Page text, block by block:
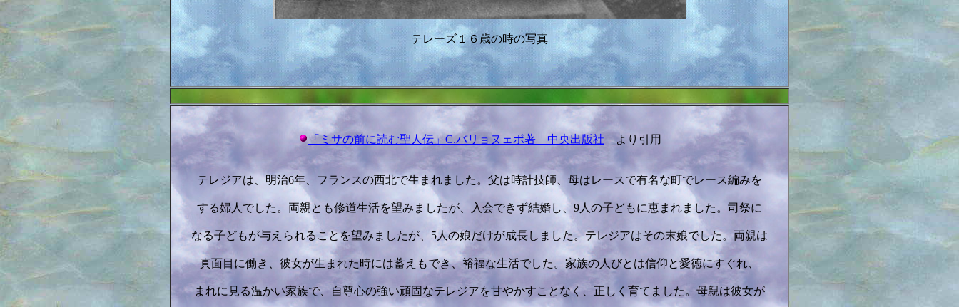
テレーズ１６歳の時の写真
「ミサの前に読む聖人伝」C.バリョヌェボ著 中央出版社 より引用
テレジアは、明治6年、フランスの西北で生まれました。父は時計技師、母はレースで有名な町でレース編みを
する婦人でした。両親とも修道生活を望みましたが、入会できず結婚し、9人の子どもに恵まれました。司祭に
なる子どもが与えられることを望みましたが、5人の娘だけが成長しました。テレジアはその末娘でした。両親は
真面目に働き、彼女が生まれた時には蓄えもでき、裕福な生活でした。家族の人びとは信仰と愛徳にすぐれ、
まれに見る温かい家族で、自尊心の強い頑固なテレジアを甘やかすことなく、正しく育てました。母親は彼女が